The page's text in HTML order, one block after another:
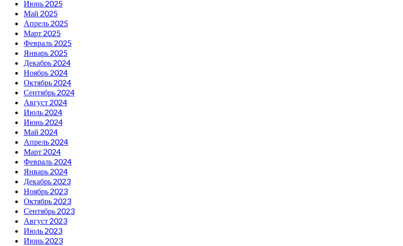
Июнь 2025
Май 2025
Апрель 2025
Март 2025
Февраль 2025
Январь 2025
Декабрь 2024
Ноябрь 2024
Октябрь 2024
Сентябрь 2024
Август 2024
Июль 2024
Июнь 2024
Май 2024
Апрель 2024
Март 2024
Февраль 2024
Январь 2024
Декабрь 2023
Ноябрь 2023
Октябрь 2023
Сентябрь 2023
Август 2023
Июль 2023
Июнь 2023